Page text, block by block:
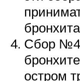
Сбор №4
остром